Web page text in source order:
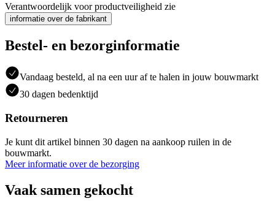
Verantwoordelijk voor productveiligheid zie
informatie over de fabrikant
Bestel- en bezorginformatie
Vandaag besteld, al na een uur af te halen in jouw bouwmarkt
30 dagen bedenktijd
Retourneren
Je kunt dit artikel binnen 30 dagen na aankoop ruilen in de
bouwmarkt.
Meer informatie over de bezorging
Vaak samen gekocht